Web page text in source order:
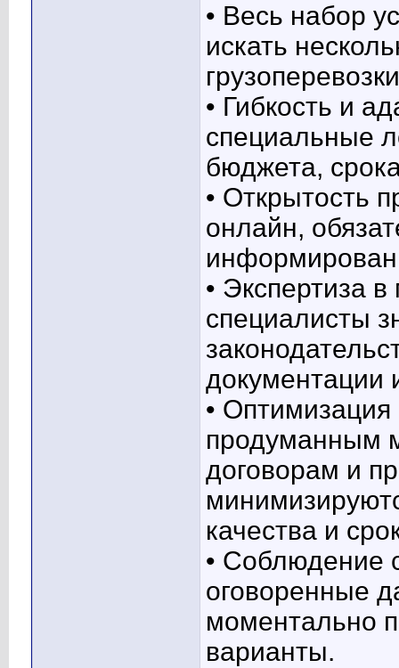
• Весь набор
искать
• Гибкость и
специальные
бюджета,
• Открытость
онлайн,
• Экспертиза
специалисты
документации
• Оптимизация
продуманным
договорам и
качества и
• Соблюдение
оговоренные
моментально
варианты.